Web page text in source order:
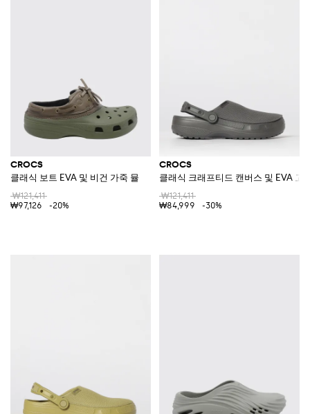
CROCS
클래식 보트 EVA 및 비건 가죽 뮬
₩121,411
₩97,126
-20%
CROCS
클래식 크래프티드 캔버스 및 EVA 고
₩121,411
₩84,999
-30%